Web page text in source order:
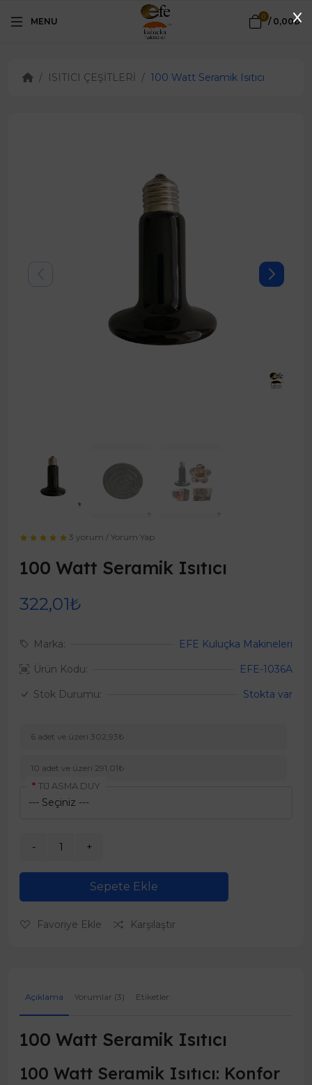
MENU 0 / 0,00₺
ISITICI ÇEŞİTLERİ 100 Watt Seramik Isıtıcı
3 yorum /Yorum Yap
100 Watt Seramik Isıtıcı
322,01₺
Marka:
EFE Kuluçka Makineleri
Ürün Kodu:
EFE-1036A
Stok Durumu:
Stokta var
6 adet ve üzeri 302,93₺
10 adet ve üzeri 291,01₺
TIJ ASMA DUY
Sepete Ekle
Favoriye Ekle Karşılaştır
Açıklama Yorumlar (3) Etiketler:
100 Watt Seramik Isıtıcı
100 Watt Seramik Isıtıcı: Konfor